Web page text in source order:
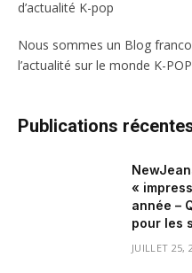
Nous sommes un Blog
l’actualité sur le monde K-
Publications
«
année –
pour les
JUILLET 25,